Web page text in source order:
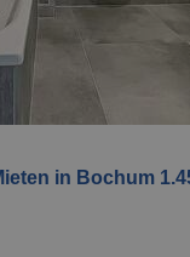
in Bochum